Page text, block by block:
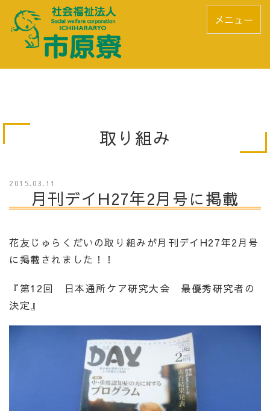
メニュー
取り組み
2015.03.11
月刊デイH27年2月号に掲載
花友じゅらくだいの取り組みが月刊デイH27年2月号
に掲載されました！！
『第12回 日本通所ケア研究大会 最優秀研究者の
決定』